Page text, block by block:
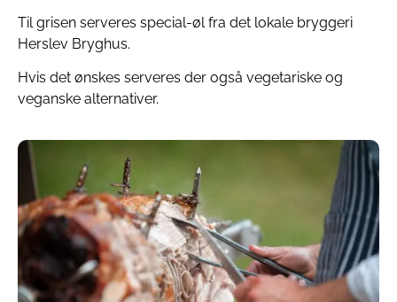
Til grisen serveres special-øl fra det lokale bryggeri
Herslev Bryghus.
Hvis det ønskes serveres der også vegetariske og
veganske alternativer.